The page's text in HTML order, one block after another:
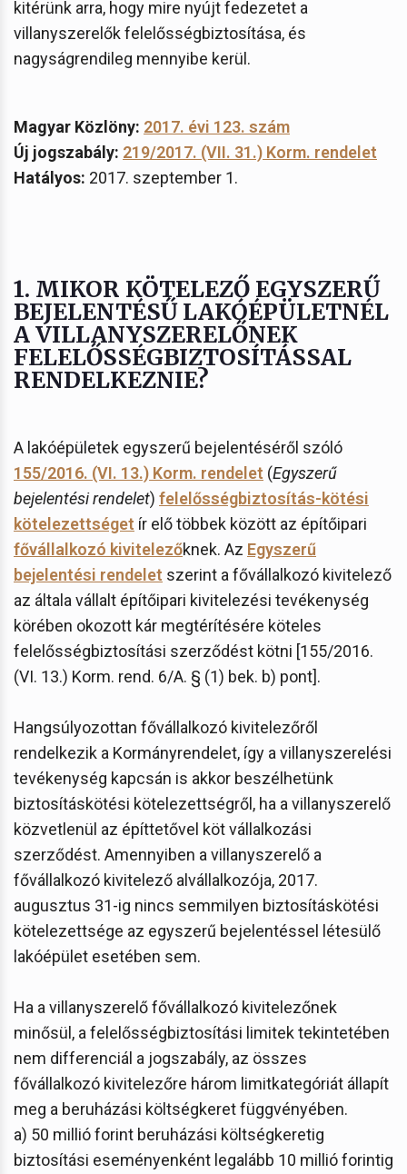
kitérünk arra, hogy mire nyújt fedezetet a
villanyszerelők felelősségbiztosítása, és
nagyságrendileg mennyibe kerül.
Magyar Közlöny: 2017. évi 123. szám
Új jogszabály: 219/2017. (VII. 31.) Korm. rendelet
Hatályos: 2017. szeptember 1.
1. MIKOR KÖTELEZŐ EGYSZERŰ
BEJELENTÉSŰ LAKÓÉPÜLETNÉL
A VILLANYSZERELŐNEK
FELELŐSSÉGBIZTOSÍTÁSSAL
RENDELKEZNIE?
A lakóépületek egyszerű bejelentéséről szóló
155/2016. (VI. 13.) Korm. rendelet (Egyszerű
bejelentési rendelet) felelősségbiztosítás-kötési
kötelezettséget ír elő többek között az építőipari
fővállalkozó kivitelezőknek. Az Egyszerű
bejelentési rendelet szerint a fővállalkozó kivitelező
az általa vállalt építőipari kivitelezési tevékenység
körében okozott kár megtérítésére köteles
felelősségbiztosítási szerződést kötni [155/2016.
(VI. 13.) Korm. rend. 6/A. § (1) bek. b) pont].
Hangsúlyozottan fővállalkozó kivitelezőről
rendelkezik a Kormányrendelet, így a villanyszerelési
tevékenység kapcsán is akkor beszélhetünk
biztosításkötési kötelezettségről, ha a villanyszerelő
közvetlenül az építtetővel köt vállalkozási
szerződést. Amennyiben a villanyszerelő a
fővállalkozó kivitelező alvállalkozója, 2017.
augusztus 31-ig nincs semmilyen biztosításkötési
kötelezettsége az egyszerű bejelentéssel létesülő
lakóépület esetében sem.
Ha a villanyszerelő fővállalkozó kivitelezőnek
minősül, a felelősségbiztosítási limitek tekintetében
nem differenciál a jogszabály, az összes
fővállalkozó kivitelezőre három limitkategóriát állapít
meg a beruházási költségkeret függvényében.
a) 50 millió forint beruházási költségkeretig
biztosítási eseményenként legalább 10 millió forintig